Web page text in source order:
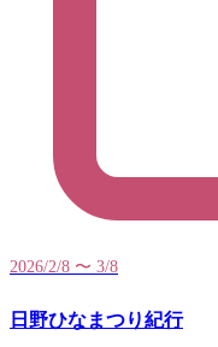
2026/2/8 〜 3/8
日野ひなまつり紀行